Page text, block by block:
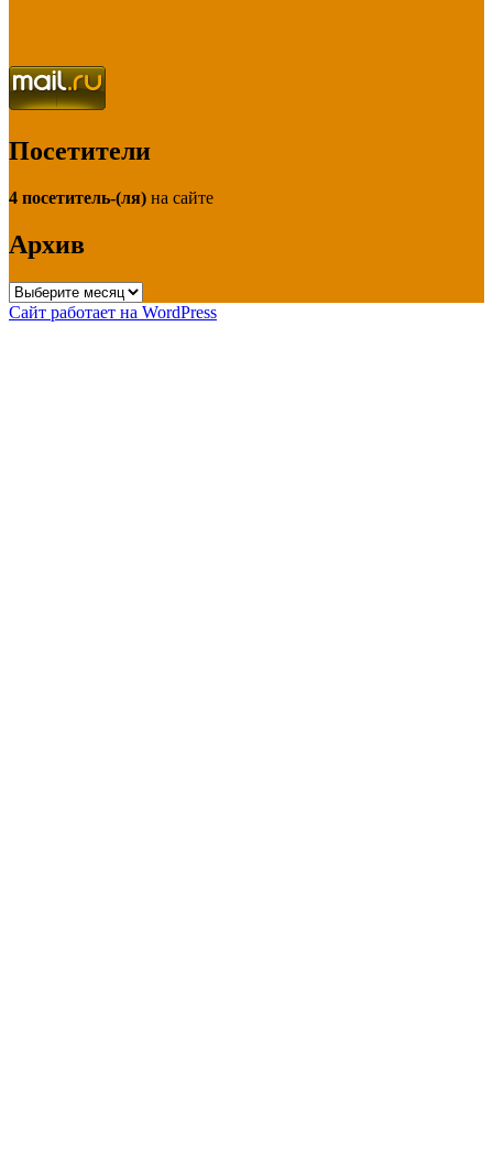
Посетители
4 посетитель-(ля) на сайте
Архив
Архив
Сайт работает на WordPress